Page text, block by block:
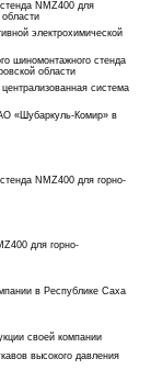
NMZ400 для
электрохимической
шиномонтажного стенда
области
система
«Шубаркуль-Комир» в
NMZ400 для горно-
для горно-
в Республике Саха
своей компании
высокого давления